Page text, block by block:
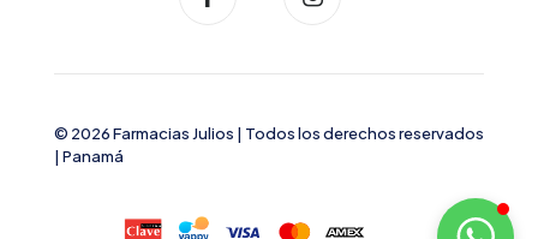
© 2026 Farmacias Julios | Todos los derechos reservados
| Panamá